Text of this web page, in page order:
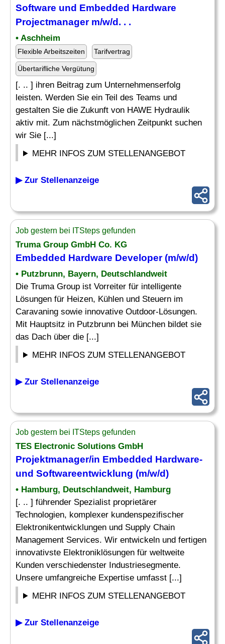
Software und Embedded Hardware
Projectmanager m/w/d. . .
• Aschheim
Flexible Arbeitszeiten Tarifvertrag
Übertarifliche Vergütung
[. .. ] ihren Beitrag zum Unternehmenserfolg
leisten. Werden Sie ein Teil des Teams und
gestalten Sie die Zukunft von HAWE Hydraulik
aktiv mit. Zum nächstmöglichen Zeitpunkt suchen
wir Sie [...]
MEHR INFOS ZUM STELLENANGEBOT
▶ Zur Stellenanzeige
Job gestern bei ITSteps gefunden
Truma Group GmbH Co. KG
Embedded Hardware Developer (m/w/d)
• Putzbrunn, Bayern, Deutschlandweit
Die Truma Group ist Vorreiter für intelligente
Lösungen für Heizen, Kühlen und Steuern im
Caravaning sowie innovative Outdoor-Lösungen.
Mit Hauptsitz in Putzbrunn bei München bildet sie
das Dach über die [...]
MEHR INFOS ZUM STELLENANGEBOT
▶ Zur Stellenanzeige
Job gestern bei ITSteps gefunden
TES Electronic Solutions GmbH
Projektmanager/in Embedded Hardware-
und Softwareentwicklung (m/w/d)
• Hamburg, Deutschlandweit, Hamburg
[. .. ] führender Spezialist proprietärer
Technologien, komplexer kundenspezifischer
Elektronikentwicklungen und Supply Chain
Management Services. Wir entwickeln und fertigen
innovativste Elektroniklösungen für weltweite
Kunden verschiedenster Industriesegmente.
Unsere umfangreiche Expertise umfasst [...]
MEHR INFOS ZUM STELLENANGEBOT
▶ Zur Stellenanzeige